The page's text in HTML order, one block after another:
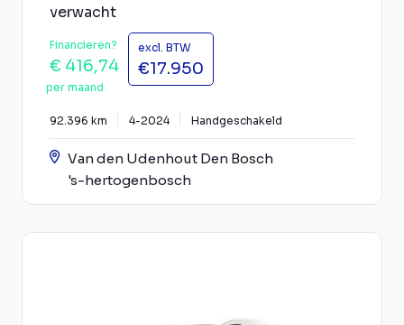
verwacht
Financieren?
€ 416,74
per maand
excl. BTW
€17.950
92.396 km 4-2024 Handgeschakeld
Van den Udenhout Den Bosch
's-hertogenbosch